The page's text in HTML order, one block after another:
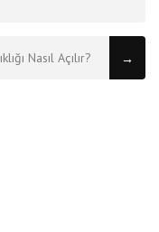
Nasıl Açılır? →